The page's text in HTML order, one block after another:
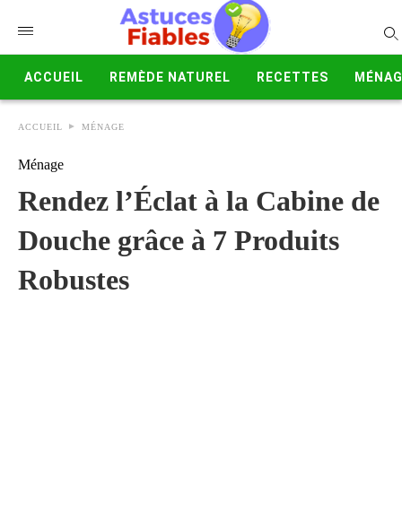
ACCUEIL REMÈDE NATUREL RECETTES
ACCUEIL MÉNAGE
Ménage
Rendez l’Éclat à la Cabine de
Douche grâce à 7 Produits
Robustes